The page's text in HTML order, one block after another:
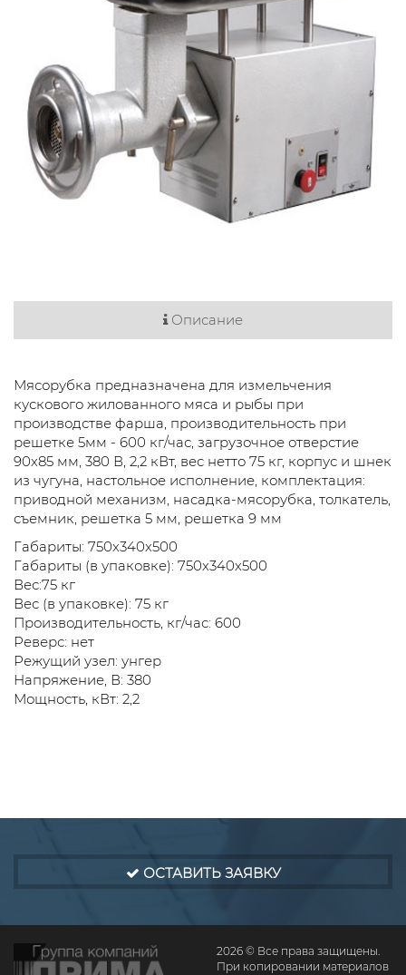
Описание
Мясорубка предназначена для измельчения
кускового жилованного мяса и рыбы при
производстве фарша, производительность при
решетке 5мм - 600 кг/час, загрузочное отверстие
90х85 мм, 380 В, 2,2 кВт, вес нетто 75 кг, корпус и шнек
из чугуна, настольное исполнение, комплектация:
приводной механизм, насадка-мясорубка, толкатель,
съемник, решетка 5 мм, решетка 9 мм
Габариты: 750х340х500
Габариты (в упаковке): 750х340х500
Вес:75 кг
Вес (в упаковке): 75 кг
Производительность, кг/час: 600
Реверс: нет
Режущий узел: унгер
Напряжение, В: 380
Мощность, кВт: 2,2
ОСТАВИТЬ ЗАЯВКУ
2026 © Все права защищены.
При копировании материалов